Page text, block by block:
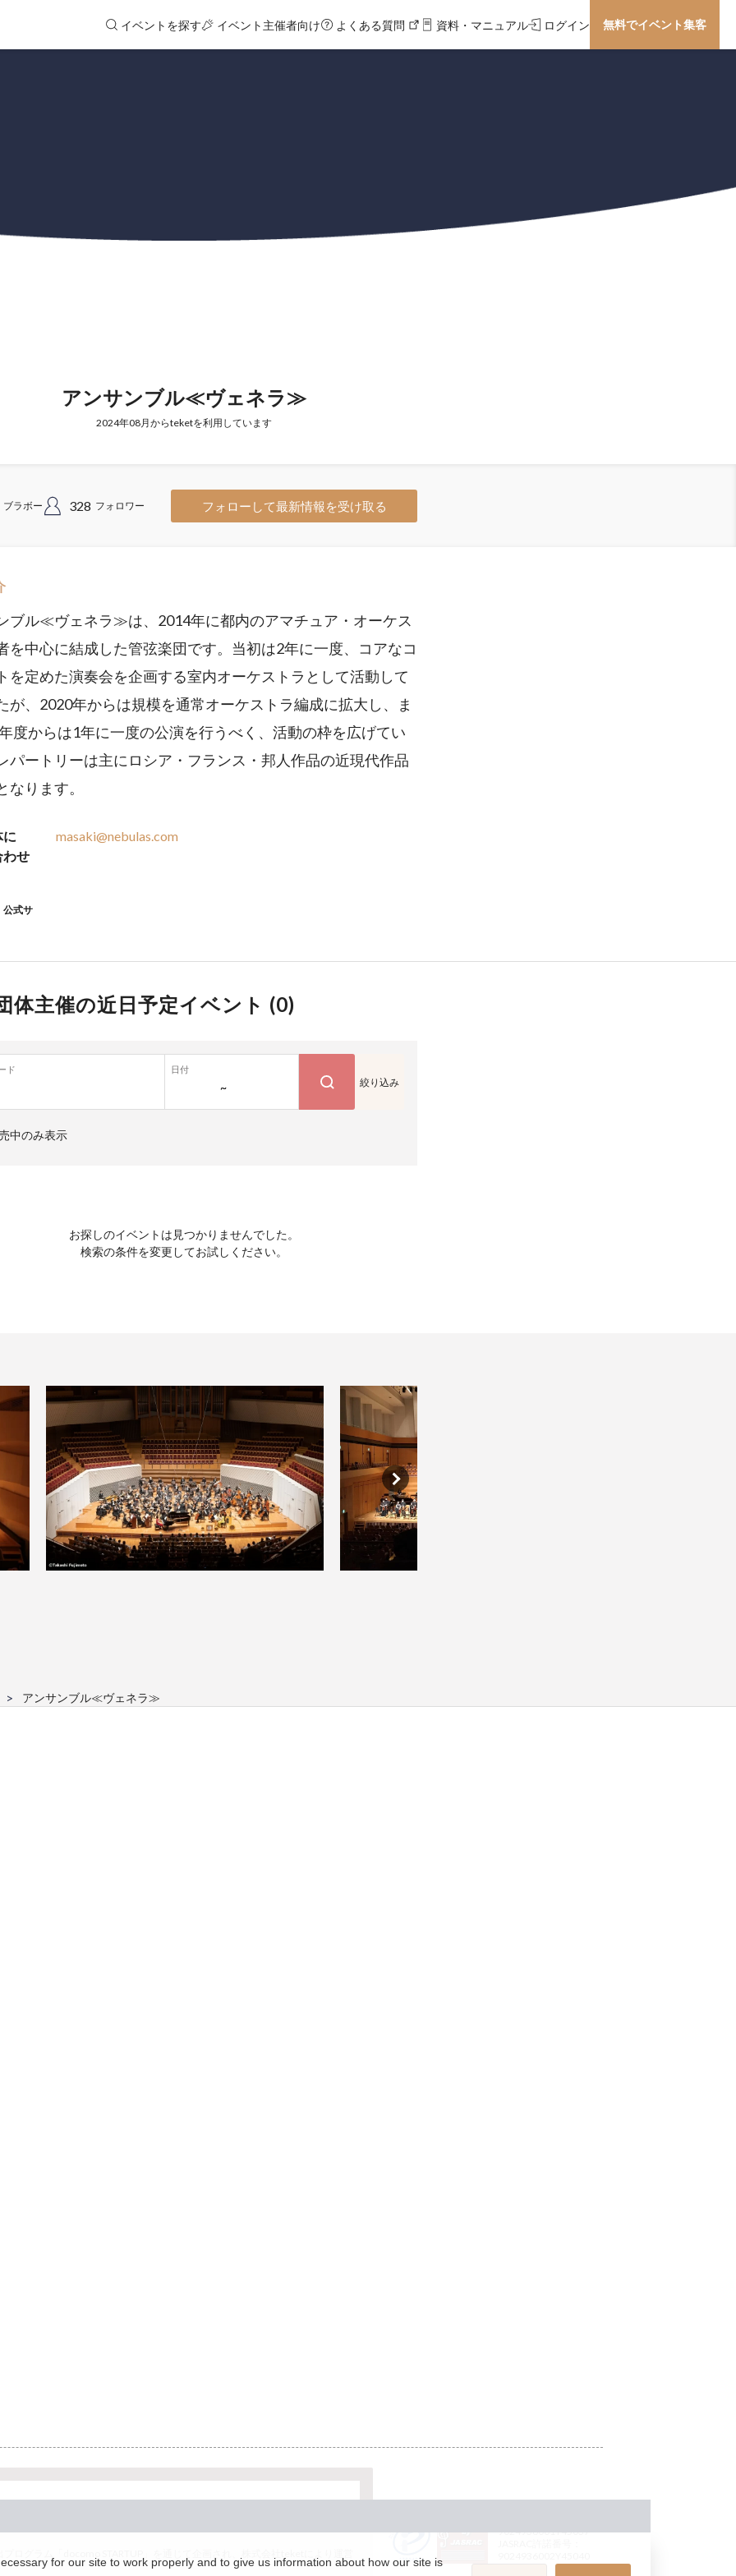
イベントを探す イベント主催者向け よくある質問 資料・マニュアル ログイン 無料でイベント集客
アンサンブル≪ヴェネラ≫
2024年08月からteketを利用しています
ブラボー 328 フォロワー フォローして最新情報を受け取る
ブル≪ヴェネラ≫は、2014年に都内のアマチュア・オーケス
を中心に結成した管弦楽団です。当初は2年に一度、コアなコ
を定めた演奏会を企画する室内オーケストラとして活動して
が、2020年からは規模を通常オーケストラ編成に拡大し、ま
度からは1年に一度の公演を行うべく、活動の枠を広げてい
パートリーは主にロシア・フランス・邦人作品の近現代作品
なります。
に
わせ
masaki@nebulas.com
公式サ
体主催の近日予定イベント (0)
ド 日付
~ 絞り込み
中のみ表示
お探しのイベントは見つかりませんでした。
検索の条件を変更してお試しください。
アンサンブル≪ヴェネラ≫
9024936001Y45037
for our site to work properly and to give us information about how our site is